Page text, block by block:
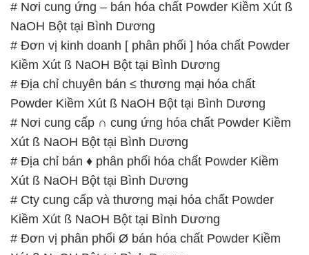
Xút ß NaOH Bột tại Bình Dương
# Cty cung cấp và thương mại hóa chất Powder
Kiềm Xút ß NaOH Bột tại Bình Dương
# Đơn vị phân phối Ø bán hóa chất Powder Kiềm
Xút ß NaOH Bột tại Bình Dương
📞PHÒNG KINH DOANH – CÔNG TY HÓA CHẤT
ĐẮC TRƯỜNG PHÁT 🌐
🌐 Website: https://muabanhoachat.vn/
📞 Hotline:
– 0933.920.505 – 028.3504.5555